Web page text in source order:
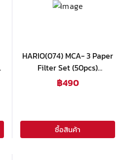
HARIO(074) MCA- 3 Paper
Filter Set (50pcs)
(1แพ็คx50ชิ้น) / F-103MN
฿490
ซื้อสินค้า